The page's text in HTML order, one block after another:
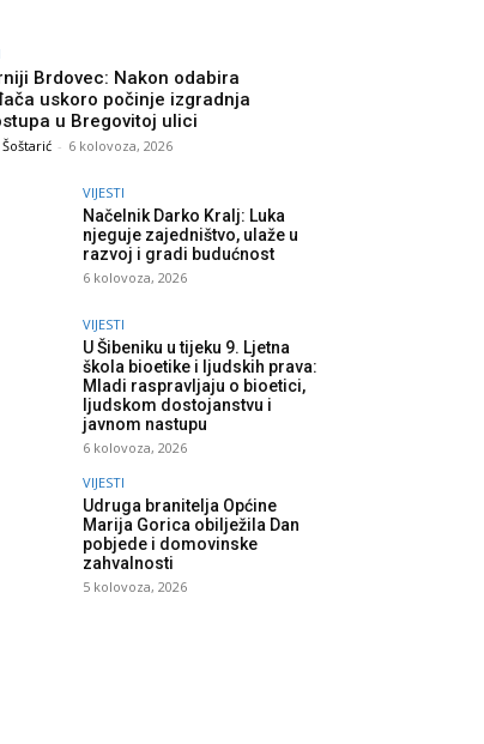
Brdovec: Nakon odabira
uskoro počinje izgradnja
u Bregovitoj ulici
- 6 kolovoza, 2026
VIJESTI
Načelnik Darko Kralj: Luka
njeguje zajedništvo, ulaže u
razvoj i gradi budućnost
6 kolovoza, 2026
VIJESTI
U Šibeniku u tijeku 9. Ljetna
škola bioetike i ljudskih prava:
Mladi raspravljaju o bioetici,
ljudskom dostojanstvu i
javnom nastupu
6 kolovoza, 2026
VIJESTI
Udruga branitelja Općine
Marija Gorica obilježila Dan
pobjede i domovinske
zahvalnosti
5 kolovoza, 2026